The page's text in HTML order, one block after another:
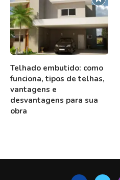
Telhado embutido: como
funciona, tipos de telhas,
vantagens e
desvantagens para sua
obra